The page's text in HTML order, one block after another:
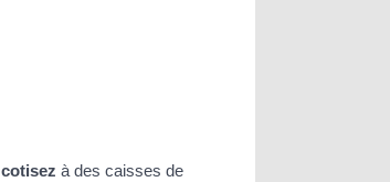
cotisez à des caisses de